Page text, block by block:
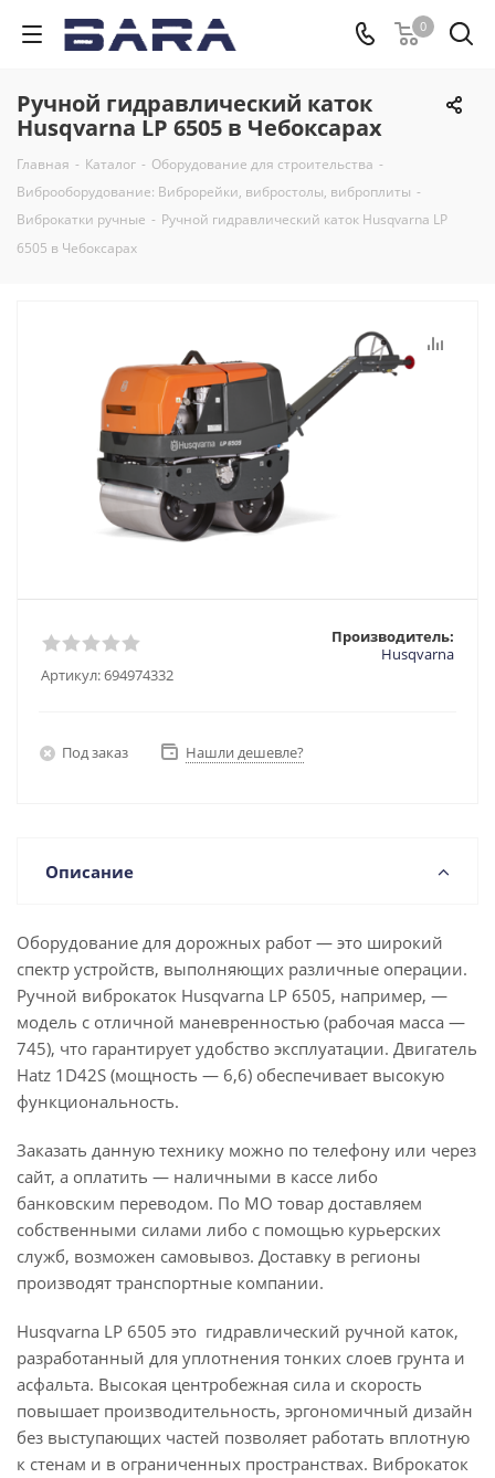
0
Ручной гидравлический каток
Husqvarna LP 6505 в Чебоксарах
Главная - Каталог - Оборудование для строительства -
Виброоборудование: Виброрейки, вибростолы, виброплиты -
Виброкатки ручные - Ручной гидравлический каток Husqvarna LP
6505 в Чебоксарах
Артикул:694974332
Производитель:
Husqvarna
Под заказ Нашли дешевле?
Описание
Оборудование для дорожных работ — это широкий
спектр устройств, выполняющих различные операции.
Ручной виброкаток Husqvarna LP 6505, например, —
модель с отличной маневренностью (рабочая масса —
745), что гарантирует удобство эксплуатации. Двигатель
Hatz 1D42S (мощность — 6,6) обеспечивает высокую
функциональность.
Заказать данную технику можно по телефону или через
сайт, а оплатить — наличными в кассе либо
банковским переводом. По МО товар доставляем
собственными силами либо с помощью курьерских
служб, возможен самовывоз. Доставку в регионы
производят транспортные компании.
Husqvarna LP 6505 это гидравлический ручной каток,
разработанный для уплотнения тонких слоев грунта и
асфальта. Высокая центробежная сила и скорость
повышает производительность, эргономичный дизайн
без выступающих частей позволяет работать вплотную
к стенам и в ограниченных пространствах. Виброкаток